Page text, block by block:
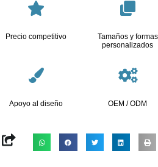
Precio competitivo
Tamaños y formas
personalizados
Apoyo al diseño OEM / ODM